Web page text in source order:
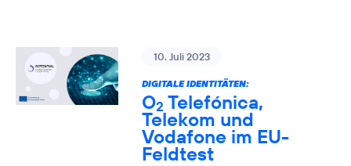
10. Juli 2023
DIGITALE IDENTITÄTEN:
O2 Telefónica,
Telekom und
Vodafone im EU-
Feldtest